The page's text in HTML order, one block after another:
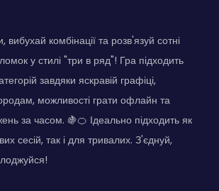
вибухай комбінації та розв'язуй сотні
у стилі "три в ряд"! Гра підходить
завдяки яскравій графіці,
можливості грати офлайн та
за часом. 🍇🍊 Ідеально підходить як
сесій, так і для тривалих. З'єднуй,